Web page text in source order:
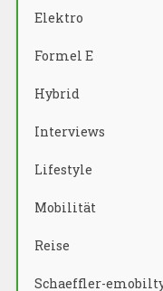
Elektro
Formel E
Hybrid
Interviews
Lifestyle
Mobilität
Reise
Schaeffler-